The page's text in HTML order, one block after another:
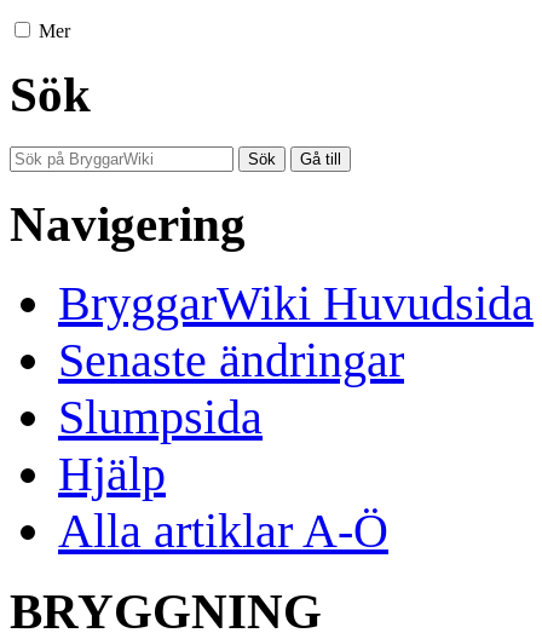
Mer
Sök
Navigering
BryggarWiki Huvudsida
Senaste ändringar
Slumpsida
Hjälp
Alla artiklar A-Ö
BRYGGNING